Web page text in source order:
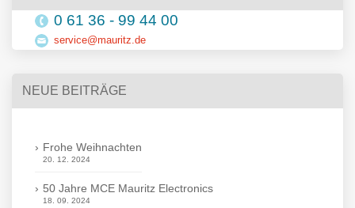
0 61 36 - 99 44 00
service@mauritz.de
NEUE BEITRÄGE
Frohe Weihnachten
20. 12. 2024
50 Jahre MCE Mauritz Electronics
18. 09. 2024